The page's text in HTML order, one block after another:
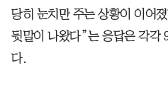
당히 눈치만 주는 상황이 이어
뒷말이 나왔다”는 응답은 각
다.